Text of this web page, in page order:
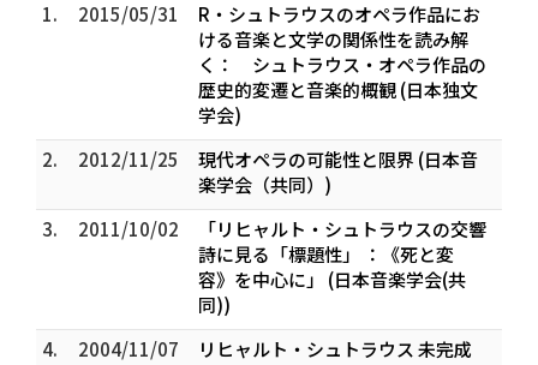
1.
2015/05/31
R・シュトラウスのオペラ作品にお
ける音楽と文学の関係性を読み解
く： シュトラウス・オペラ作品の
歴史的変遷と音楽的概観 (日本独文
学会)
2.
2012/11/25
現代オペラの可能性と限界 (日本音
楽学会（共同）)
3.
2011/10/02
「リヒャルト・シュトラウスの交響
詩に見る「標題性」 ：《死と変
容》を中心に」 (日本音楽学会(共
同))
4.
2004/11/07
リヒャルト・シュトラウス 未完成